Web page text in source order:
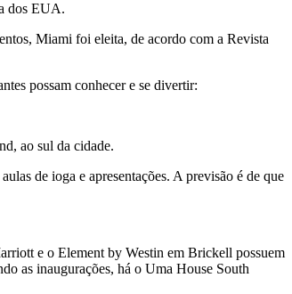
dos EUA.
Miami foi eleita, de acordo com a Revista
possam conhecer e se divertir:
ao sul da cidade.
de ioga e apresentações. A previsão é de que
e o Element by Westin em Brickell possuem
as inaugurações, há o Uma House South